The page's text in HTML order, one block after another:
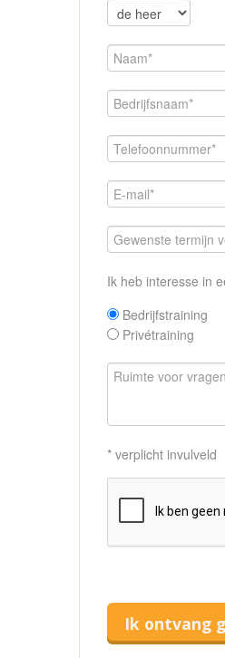
Ik heb interesse in
Bedrijfstraining
Privétraining
* verplicht invulveld
Ik ontvang